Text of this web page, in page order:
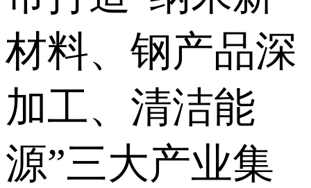
材料、钢产品深
加工、清洁能
源”三大产业集